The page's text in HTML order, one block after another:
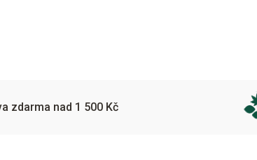
zdarma nad 1 500 Kč